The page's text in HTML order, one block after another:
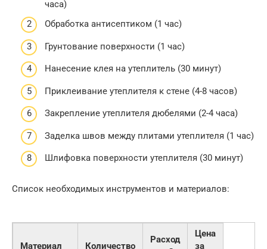
часа)
Обработка антисептиком (1 час)
Грунтование поверхности (1 час)
Нанесение клея на утеплитель (30 минут)
Приклеивание утеплителя к стене (4-8 часов)
Закрепление утеплителя дюбелями (2-4 часа)
Заделка швов между плитами утеплителя (1 час)
Шлифовка поверхности утеплителя (30 минут)
Список необходимых инструментов и материалов:
Материал Количество
Расход
Цена
за